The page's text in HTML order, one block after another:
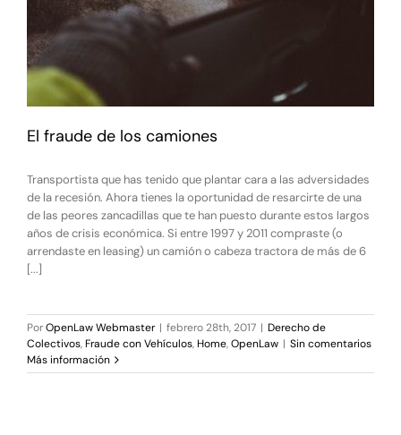
El fraude de los camiones
Transportista que has tenido que plantar cara a las adversidades
de la recesión. Ahora tienes la oportunidad de resarcirte de una
de las peores zancadillas que te han puesto durante estos largos
años de crisis económica. Si entre 1997 y 2011 compraste (o
arrendaste en leasing) un camión o cabeza tractora de más de 6
[...]
PorOpenLaw Webmaster | febrero 28th, 2017 | Derecho de
Colectivos,Fraude con Vehículos,Home,OpenLaw | Sin comentarios
Más información